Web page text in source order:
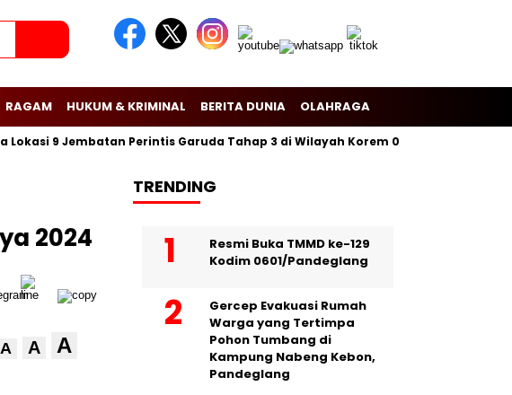
RAGAM HUKUM & KRIMINAL BERITA DUNIA OLAHRAGA
9 Jembatan Perintis Garuda Tahap 3 di Wilayah Korem 081/Dsj
2024
A A A
TRENDING
Resmi Buka TMMD ke-129
Kodim 0601/Pandeglang
Gercep Evakuasi Rumah
Warga yang Tertimpa
Pohon Tumbang di
Kampung Nabeng Kebon,
Pandeglang